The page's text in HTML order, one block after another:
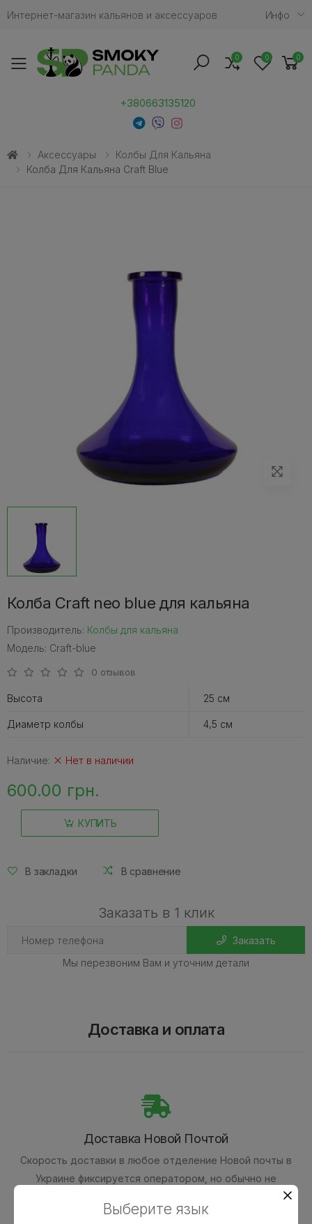
Интернет-магазин кальянов и аксессуаров Инфо
Toggle mobile menu
+380663135120
0 0 0
Выберите язык
Аксессуары
Колбы Для Кальяна
Колба Для Кальяна Craft Blue
Колба Craft neo blue для кальяна
Производитель: Колбы для кальяна
Модель: Craft-blue
0 отзывов
Высота 25 см
Диаметр колбы 4,5 см
Наличие: Нет в наличии
600.00 грн.
КУПИТЬ
В закладки В сравнение
Заказать в 1 клик
Заказать
Мы перезвоним Вам и уточним детали
Доставка и оплата
Доставка Новой Почтой
Скорость доставки в любое отделение Новой почты в
Украине фиксируется оператором, но обычно не